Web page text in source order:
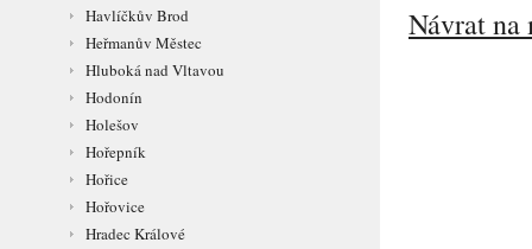
Havlíčkův Brod
Heřmanův Městec
Hluboká nad Vltavou
Hodonín
Holešov
Hořepník
Hořice
Hořovice
Hradec Králové
Návrat na